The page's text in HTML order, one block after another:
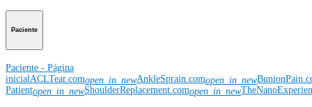
Paciente
Paciente - Página
inicialACLTear.comopen_in_newAnkleSprain.comopen_in_new
Patientopen_in_newShoulderReplacement.comopen_in_new